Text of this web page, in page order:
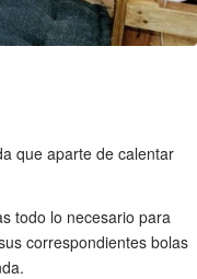
que aparte de calentar
todo lo necesario para
correspondientes bolas